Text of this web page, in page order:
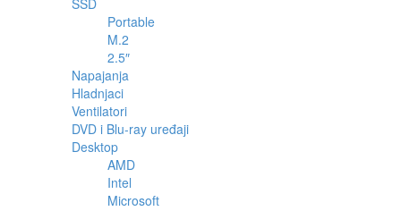
SSD
Portable
M.2
2.5″
Napajanja
Hladnjaci
Ventilatori
DVD i Blu-ray uređaji
Desktop
AMD
Intel
Microsoft